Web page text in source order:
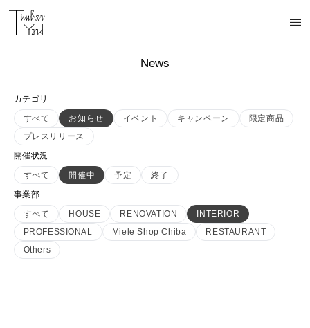
News
カテゴリ
すべて
お知らせ イベント キャンペーン
限定商品
プレスリリース
開催状況
すべて
開催中 予定
終了
事業部
すべて
HOUSE RENOVATION
INTERIOR
PROFESSIONAL
Miele Shop Chiba
RESTAURANT
Others